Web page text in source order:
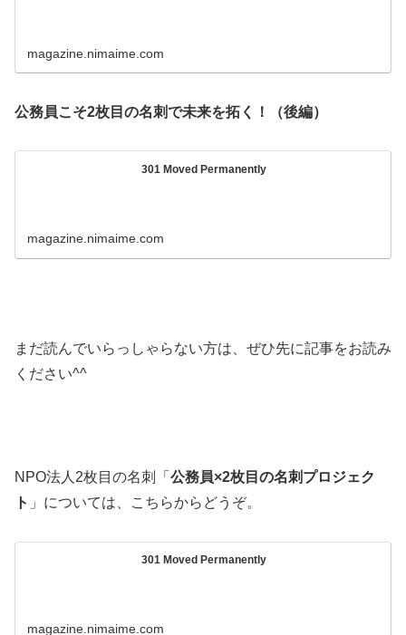
magazine.nimaime.com
公務員こそ2枚目の名刺で未来を拓く！（後編）
301 Moved Permanently
magazine.nimaime.com
まだ読んでいらっしゃらない方は、ぜひ先に記事をお読み
ください^^
NPO法人2枚目の名刺「 公務員×2枚目の名刺プロジェク
ト 」については、こちらからどうぞ。
301 Moved Permanently
magazine.nimaime.com